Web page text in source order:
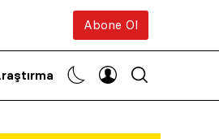
Abone Ol